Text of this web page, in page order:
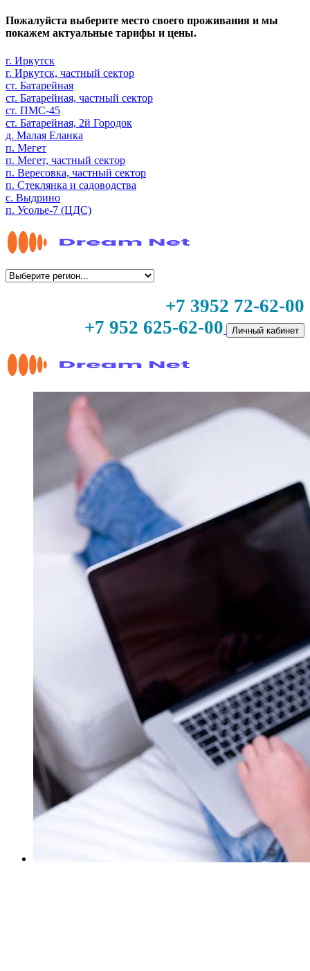
Пожалуйста выберите место своего проживания и мы
покажем актуальные тарифы и цены.
г. Иркутск
г. Иркутск, частный сектор
ст. Батарейная
ст. Батарейная, частный сектор
ст. ПМС-45
ст. Батарейная, 2й Городок
д. Малая Еланка
п. Мегет
п. Мегет, частный сектор
п. Вересовка, частный сектор
п. Стеклянка и садоводства
с. Выдрино
п. Усолье-7 (ЦДС)
+7 3952 72-62-00
+7 952 625-62-00
Личный кабинет